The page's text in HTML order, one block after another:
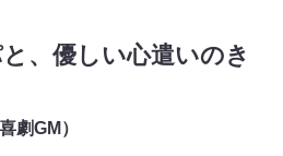
、優しい心遣いのき
劇GM）